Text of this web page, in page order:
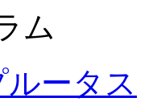
ム
ータス